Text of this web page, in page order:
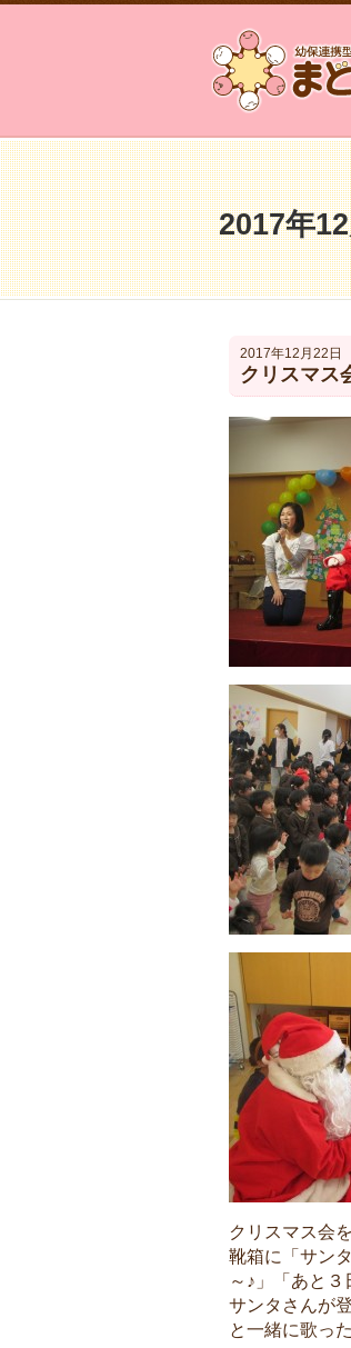
2017年
2017年12月22日
クリスマス
クリスマス会
靴箱に「サン
～♪」「あと３
サンタさんが
と一緒に歌っ